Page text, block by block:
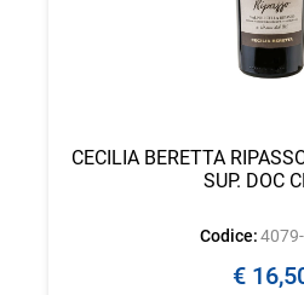
CECILIA BERETTA
SUP. DOC
Codice:
€